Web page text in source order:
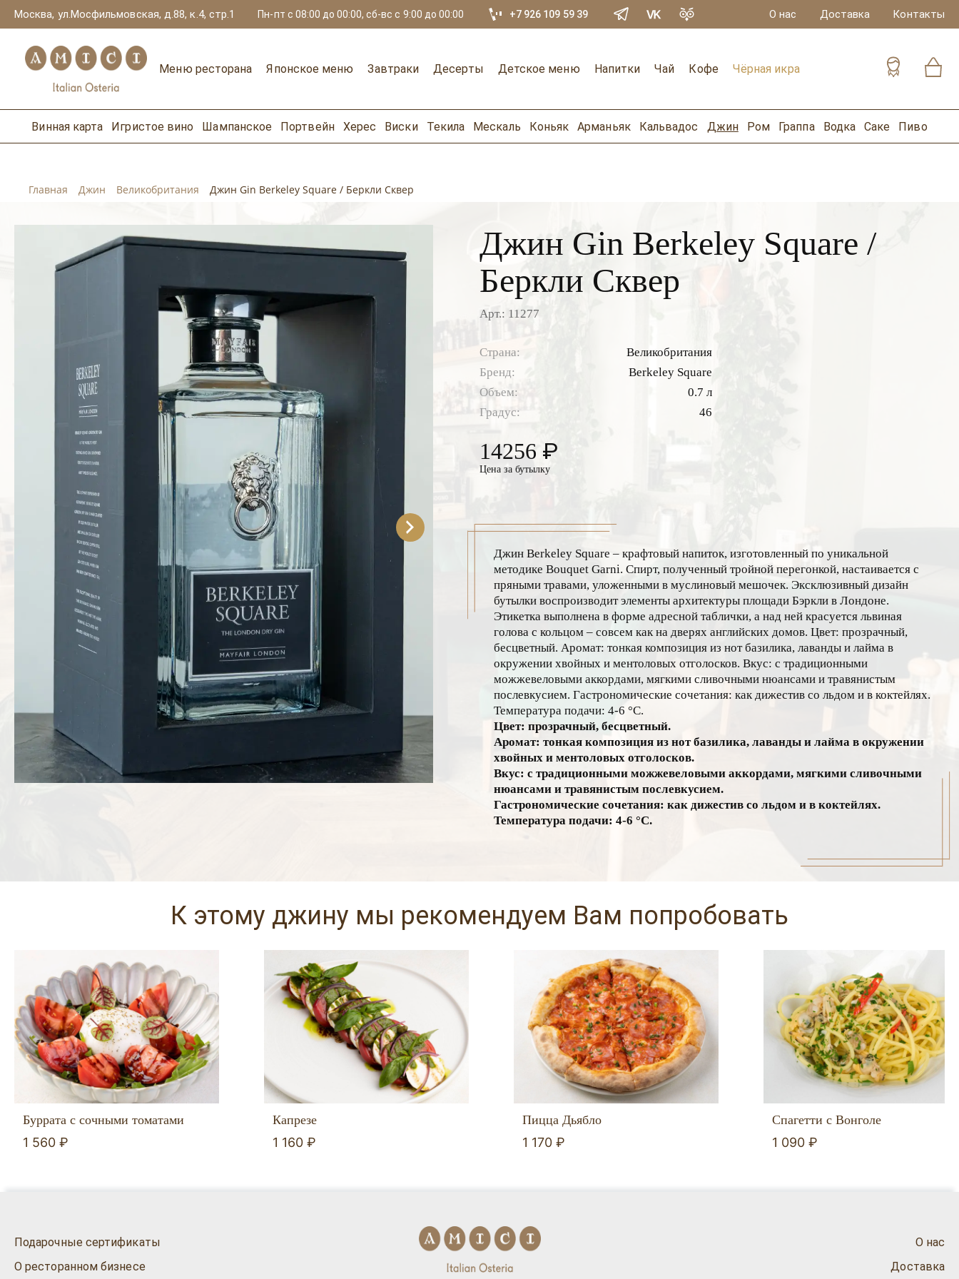
Москва, ул.Мосфильмовская, д.88, к.4, стр.1 Пн-пт с 08:00 до 00:00, сб-вс с 9:00 до 00:00 +7 926 109 59 39 О нас Доставка Контакты
Меню ресторана Японское меню Завтраки Десерты Детское меню Напитки Чай Кофе Чёрная икра
Винная карта Игристое вино Шампанское Портвейн Херес Виски Текила Мескаль Коньяк Арманьяк Кальвадос Джин Ром Граппа Водка Саке Пиво
Главная Джин Великобритания Джин Gin Berkeley Square / Беркли Сквер
Джин Gin Berkeley Square /
Беркли Сквер
Арт.: 11277
Страна:
Великобритания
Бренд:
Berkeley Square
Объем:
0.7 л
Градус:
46
14256 ₽
Цена за бутылку
Джин Berkeley Square – крафтовый напиток, изготовленный по уникальной
методике Bouquet Garni. Спирт, полученный тройной перегонкой, настаивается с
пряными травами, уложенными в муслиновый мешочек. Эксклюзивный дизайн
бутылки воспроизводит элементы архитектуры площади Бэркли в Лондоне.
Этикетка выполнена в форме адресной таблички, а над ней красуется львиная
голова с кольцом – совсем как на дверях английских домов. Цвет: прозрачный,
бесцветный. Аромат: тонкая композиция из нот базилика, лаванды и лайма в
окружении хвойных и ментоловых отголосков. Вкус: с традиционными
можжевеловыми аккордами, мягкими сливочными нюансами и травянистым
послевкусием. Гастрономические сочетания: как дижестив со льдом и в коктейлях.
Температура подачи: 4-6 °С.
Цвет: прозрачный, бесцветный.
Аромат: тонкая композиция из нот базилика, лаванды и лайма в окружении
хвойных и ментоловых отголосков.
Вкус: с традиционными можжевеловыми аккордами, мягкими сливочными
нюансами и травянистым послевкусием.
Гастрономические сочетания: как дижестив со льдом и в коктейлях.
Температура подачи: 4-6 °С.
К этому джину мы рекомендуем Вам попробовать
Буррата с сочными томатами
1 560 ₽
Капрезе
1 160 ₽
Пицца Дьябло
1 170 ₽
Спагетти с Вонголе
1 090 ₽
Подарочные сертификаты
О ресторанном бизнесе
О нас
Доставка